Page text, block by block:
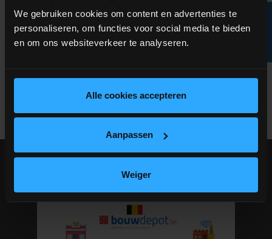
We gebruiken cookies om content en advertenties te
personaliseren, om functies voor social media te bieden
en om ons websiteverkeer te analyseren.
Alle cookies accepteren
Aanpassen
Weiger
Vergelijken
Terug naar boven